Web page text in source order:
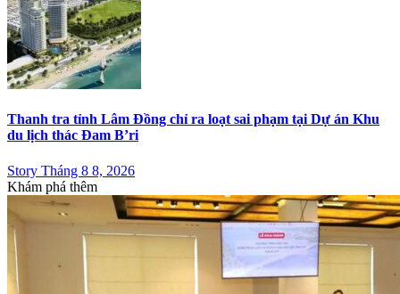
Thanh tra tỉnh Lâm Đồng chỉ ra loạt sai phạm tại Dự án Khu
du lịch thác Đam B’ri
Story Tháng 8 8, 2026
Khám phá thêm